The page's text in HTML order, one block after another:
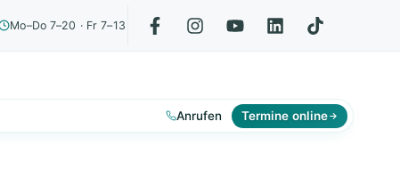
Mo–Do 7–20 · Fr 7–13
Anrufen Termine online